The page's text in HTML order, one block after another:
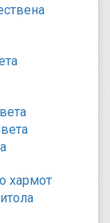
хармот